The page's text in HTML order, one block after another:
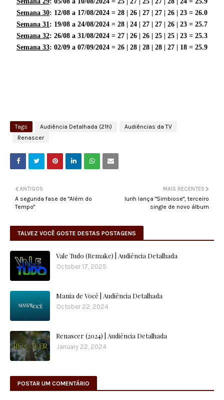
Semana 30: 12/08 a 17/08/2024 = 28 | 26 | 27 | 27 | 26 | 23 = 26.0
Semana 31: 19/08 a 24/08/2024 = 28 | 24 | 27 | 27 | 26 | 23 = 25.7
Semana 32: 26/08 a 31/08/2024 = 27 | 26 | 26 | 25 | 25 | 23 = 25.3
Semana 33: 02/09 a 07/09/2024 = 26 | 28 | 28 | 28 | 27 | 18 = 25.9
Tags Audiência Detalhada (21h)
Audiências da TV
Renascer
MAIS RECENTES
Iurih lança "Simbiose", terceiro
single de novo álbum
ANTIGOS
A segunda fase de "Além do
Tempo"
TALVEZ VOCÊ GOSTE DESTAS POSTAGENS
Vale Tudo (Remake) | Audiência Detalhada
October 17, 2025
Mania de Você | Audiência Detalhada
October 22, 2024
Renascer (2024) | Audiência Detalhada
January 22, 2024
POSTAR UM COMENTÁRIO